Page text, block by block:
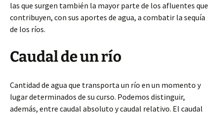
las que surgen también la mayor parte de los afluentes que
contribuyen, con sus aportes de agua, a combatir la sequía
de los ríos.
Caudal de un río
Cantidad de agua que transporta un río en un momento y
lugar determinados de su curso. Podemos distinguir,
además, entre caudal absoluto y caudal relativo. El caudal